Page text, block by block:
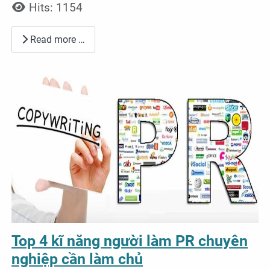
Hits: 1154
Read more …
Top 4 kĩ năng người làm PR chuyên
nghiệp cần làm chủ